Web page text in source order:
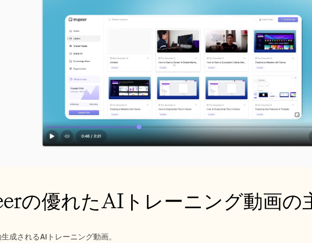
の優れたAIトレーニング動画の
成されるAIトレーニング動画。